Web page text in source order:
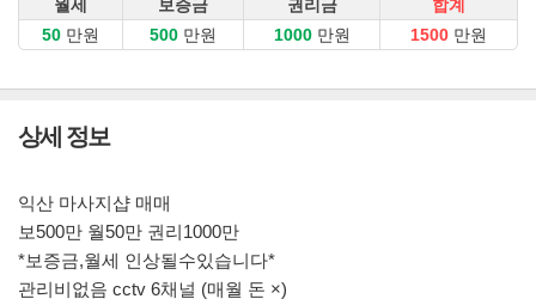
월세
보증금 권리금
합계
만원
만원 만원 만원
상세 정보
익산 마사지샵 매매
보500만 월50만 권리1000만
*보증금,월세 인상될수있습니다*
관리비없음 cctv 6채널 (매월 돈 ×)